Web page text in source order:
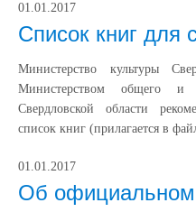
01.01.2017
Список книг для
Министерство культуры
Министерством общего и
Свердловской области
список книг (прилагается в
01.01.2017
Об